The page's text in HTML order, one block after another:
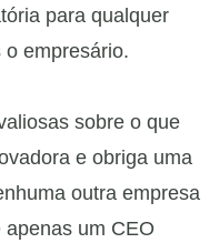
para qualquer
empresário.
sobre o que
e obriga uma
outra empresa
um CEO